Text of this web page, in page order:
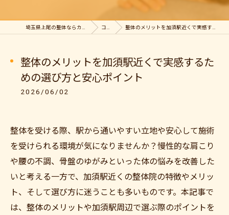
コラム 整体のメリットを加須駅近くで実感するための選び方と安心ポイント
整体のメリットを加須駅近くで実感するた
めの選び方と安心ポイント
2026/06/02
整体を受ける際、駅から通いやすい立地や安心して施術
を受けられる環境が気になりませんか？慢性的な肩こり
や腰の不調、骨盤のゆがみといった体の悩みを改善した
いと考える一方で、加須駅近くの整体院の特徴やメリッ
ト、そして選び方に迷うことも多いものです。本記事で
は、整体のメリットや加須駅周辺で選ぶ際のポイントを